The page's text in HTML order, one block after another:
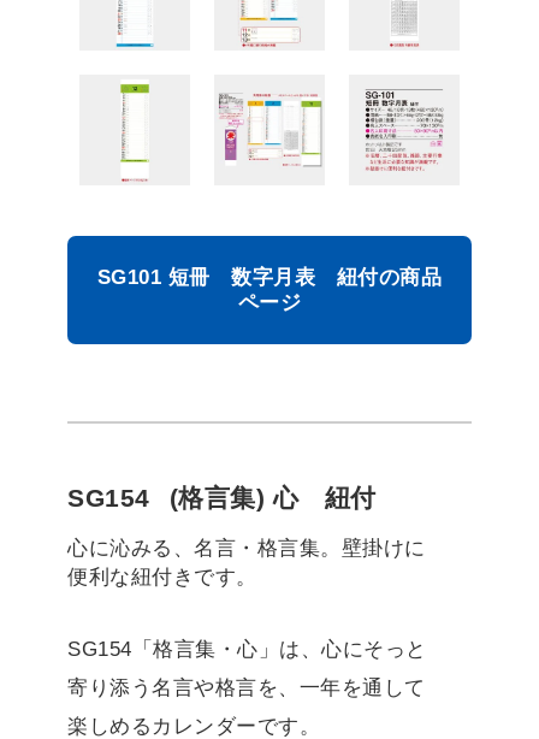
SG101 短冊 数字月表 紐付の商品
ページ
SG154 (格言集) 心 紐付
心に沁みる、名言・格言集。壁掛けに
便利な紐付きです。
SG154「格言集・心」は、心にそっと
寄り添う名言や格言を、一年を通して
楽しめるカレンダーです。